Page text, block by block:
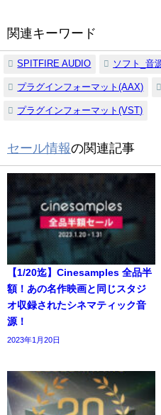
関連キーワード
SPITFIRE AUDIO ソフト_音
プラグインフォーマット(AAX)
プラグインフォーマット(VST)
セール情報の関連記事
【1/20迄】Cinesamples 全品半
額！あの名作映画と同じスタジ
オ収録されたシネマティック音
源！
2023年1月20日